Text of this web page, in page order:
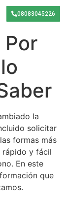
08083045226
Por
la
solicitar
formas más
rápido y fácil
En este
que